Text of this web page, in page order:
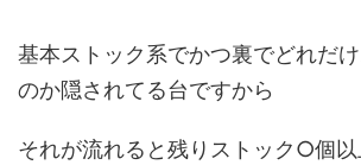
基本ストック系でかつ裏でどれだ
のか隠されてる台ですから
それが流れると残りストック○個以